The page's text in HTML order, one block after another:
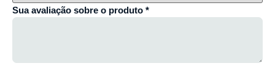
Sua avaliação sobre o produto *